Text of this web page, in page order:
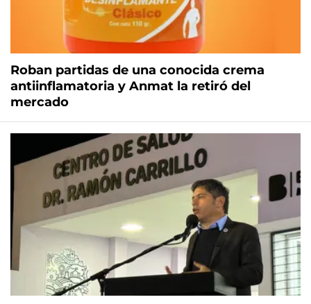
Roban partidas de una conocida crema
antiinflamatoria y Anmat la retiró del
mercado